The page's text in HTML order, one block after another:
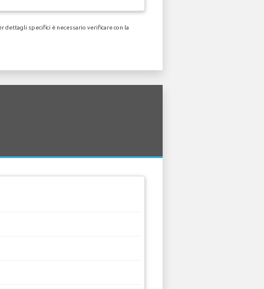
dettagli specifici è necessario verificare con la